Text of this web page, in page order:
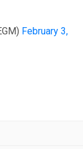
February 3,